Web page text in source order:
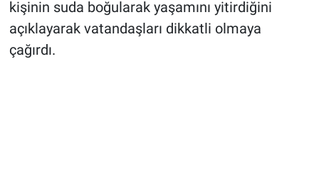
kişinin suda boğularak yaşamını yitirdiğini
açıklayarak vatandaşları dikkatli olmaya
çağırdı.